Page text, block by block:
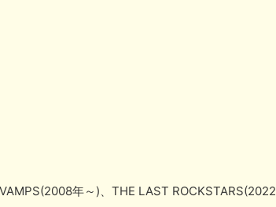
年～)、THE LAST ROCKSTARS(2022